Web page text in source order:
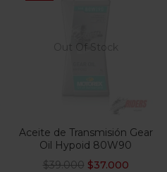
Out Of Stock
Aceite de Transmisión Gear
Oil Hypoid 80W90
$39.000 $37.000